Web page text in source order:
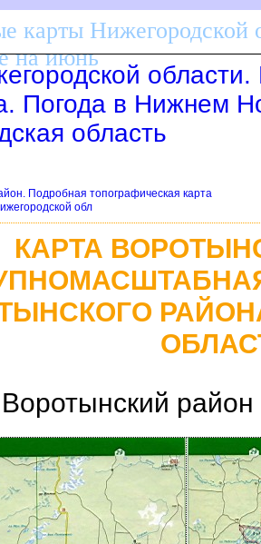
карты Нижегородской
на июнь
Погода в Нижнем
область
Подробная топографическая карта
обл
КАРТА
район